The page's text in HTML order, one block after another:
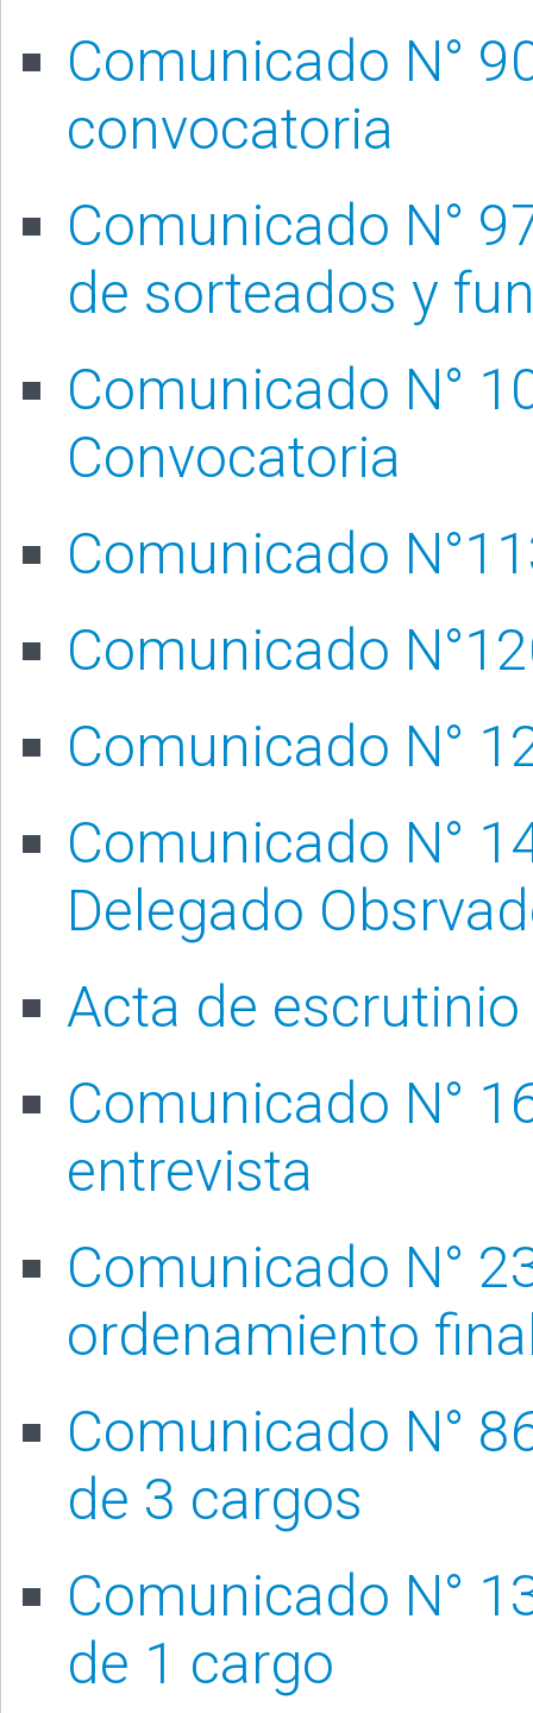
Comunicado N°
convocatoria
Comunicado N°
de sorteados y
Comunicado N°
Convocatoria
Comunicado
Comunicado
Comunicado N°
Comunicado N°
Delegado
Acta de escrutinio
Comunicado N°
entrevista
Comunicado N°
ordenamiento
Comunicado N°
de 3 cargos
Comunicado N°
de 1 cargo